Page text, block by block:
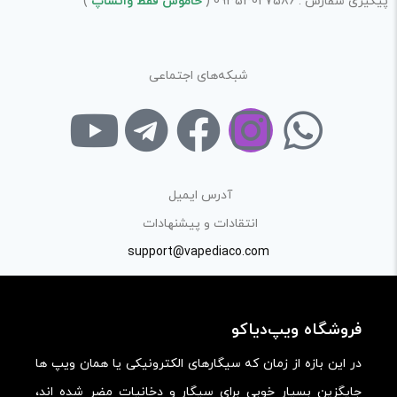
شبکه‌های اجتماعی
آدرس ایمیل
انتقادات و پیشنهادات
support@vapediaco.com
فروشگاه ویپ‌دیاکو
در این بازه از زمان که سیگارهای الکترونیکی یا همان ویپ ها
جایگزین بسیار خوبی برای سیگار و دخانیات مضر شده اند،